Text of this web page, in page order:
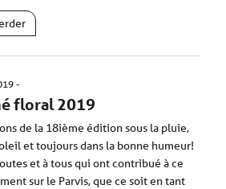
floral 2019
de la 18ième édition sous la pluie,
et toujours dans la bonne humeur!
et à tous qui ont contribué à ce
sur le Parvis, que ce soit en tant